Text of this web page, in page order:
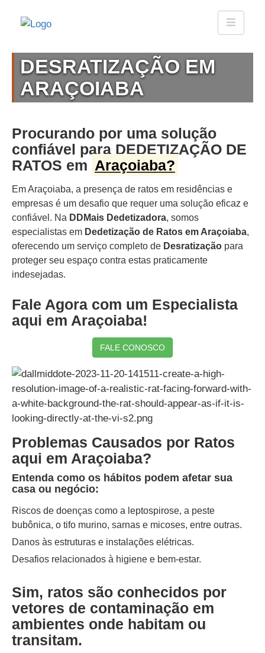
DESRATIZAÇÃO EM
ARAÇOIABA
Procurando por uma solução
confiável para DEDETIZAÇÃO DE
RATOS em Araçoiaba?
Em Araçoiaba, a presença de ratos em residências e
empresas é um desafio que requer uma solução eficaz e
confiável. Na DDMais Dedetizadora, somos
especialistas em Dedetização de Ratos em Araçoiaba,
oferecendo um serviço completo de Desratização para
proteger seu espaço contra estas praticamente
indesejadas.
Fale Agora com um Especialista
aqui em Araçoiaba!
FALE CONOSCO
Problemas Causados por Ratos
aqui em Araçoiaba?
Entenda como os hábitos podem afetar sua
casa ou negócio:
Riscos de doenças como a leptospirose, a peste
bubônica, o tifo murino, sarnas e micoses, entre outras.
Danos às estruturas e instalações elétricas.
Desafios relacionados à higiene e bem-estar.
Sim, ratos são conhecidos por
vetores de contaminação em
ambientes onde habitam ou
transitam.